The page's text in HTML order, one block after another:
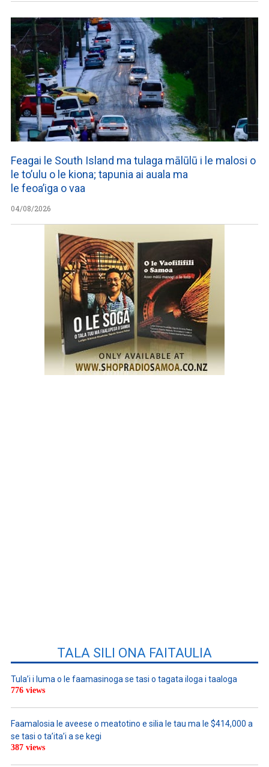
Feagai le South Island ma tulaga mālūlū i le malosi o
le to’ulu o le kiona; tapunia ai auala ma
le feoa’iga o vaa
04/08/2026
TALA SILI ONA FAITAULIA
Tula’i i luma o le faamasinoga se tasi o tagata iloga i taaloga
776 views
Faamalosia le aveese o meatotino e silia le tau ma le $414,000 a
se tasi o ta’ita’i a se kegi
387 views